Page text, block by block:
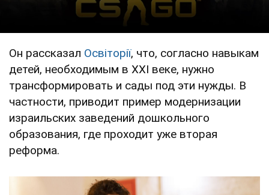
Он рассказал Освіторії, что, согласно навыкам
детей, необходимым в XXI веке, нужно
трансформировать и сады под эти нужды. В
частности, приводит пример модернизации
израильских заведений дошкольного
образования, где проходит уже вторая
реформа.